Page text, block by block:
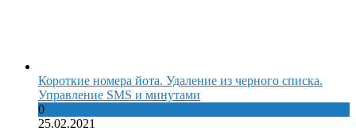
Короткие номера йота. Удаление из черного списка.
Управление SMS и минутами
0
25.02.2021